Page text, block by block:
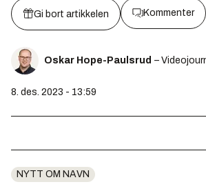
Gi bort artikkelen Kommenter
Oskar Hope-Paulsrud –
8. des. 2023 - 13:59
NYTT OM NAVN